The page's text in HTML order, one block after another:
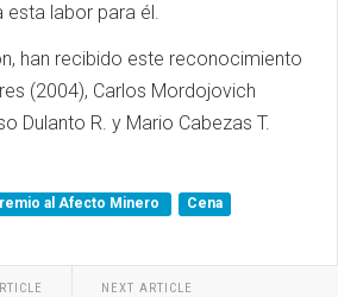
esta labor para él.
han recibido este reconocimiento
(2004), Carlos Mordojovich
Dulanto R. y Mario Cabezas T.
al Afecto Minero Cena
NEXT ARTICLE